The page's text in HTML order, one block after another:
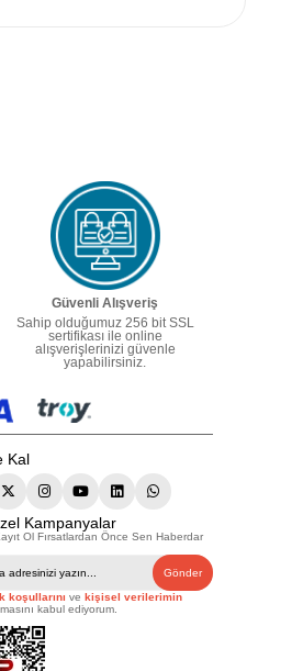
Güvenli Alışveriş
Sahip olduğumuz 256 bit SSL
sertifikası ile online
alışverişlerinizi güvenle
yapabilirsiniz.
Kal
Kampanyalar
Ol Fırsatlardan Önce Sen Haberdar
Gönder
koşullarını ve kişisel verilerimin
kabul ediyorum.